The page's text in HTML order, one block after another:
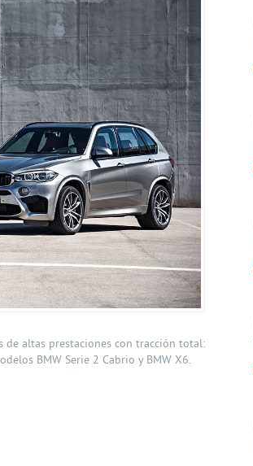
de altas prestaciones con tracción total:
BMW Serie 2 Cabrio y BMW X6.